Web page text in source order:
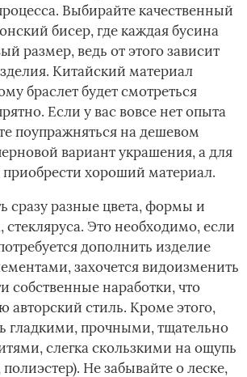
Выбирайте качественный
бисер, где каждая бусина
размер, ведь от этого зависит
Китайский материал
браслет будет смотреться
Если у вас вовсе нет опыта
поупражняться на дешевом
вариант украшения, а для
приобрести хороший материал.
сразу разные цвета, формы и
стекляруса. Это необходимо, если
дополнить изделие
захочется видоизменить
собственные наработки, что
авторский стиль. Кроме этого,
гладкими, прочными, тщательно
слегка скользкими на ощупь
Не забывайте о леске,